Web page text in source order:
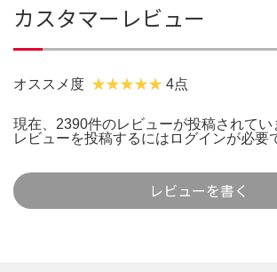
カスタマーレビュー
オススメ度 4点
現在、2390件のレビューが投稿されてい
レビューを投稿するには ログインが必要
レビューを書く